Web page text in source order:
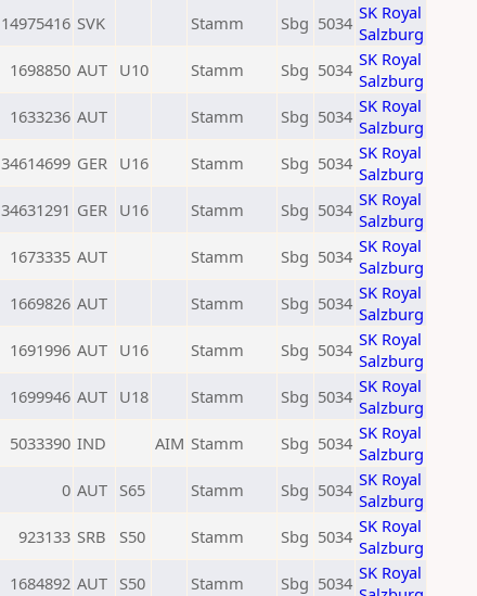
14975416 SVK Stamm Sbg 5034 SK Royal
Salzburg
1698850 AUT U10 Stamm Sbg 5034 SK Royal
Salzburg
1633236 AUT Stamm Sbg 5034 SK Royal
Salzburg
34614699 GER U16 Stamm Sbg 5034 SK Royal
Salzburg
34631291 GER U16 Stamm Sbg 5034 SK Royal
Salzburg
1673335 AUT Stamm Sbg 5034 SK Royal
Salzburg
1669826 AUT Stamm Sbg 5034 SK Royal
Salzburg
1691996 AUT U16 Stamm Sbg 5034 SK Royal
Salzburg
1699946 AUT U18 Stamm Sbg 5034 SK Royal
Salzburg
5033390 IND AIM Stamm Sbg 5034 SK Royal
Salzburg
0 AUT S65 Stamm Sbg 5034 SK Royal
Salzburg
923133 SRB S50 Stamm Sbg 5034 SK Royal
Salzburg
1684892 AUT S50 Stamm Sbg 5034 SK Royal